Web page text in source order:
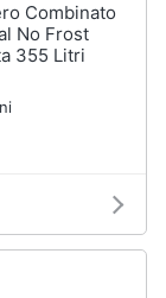
Combinato
No Frost
355 Litri